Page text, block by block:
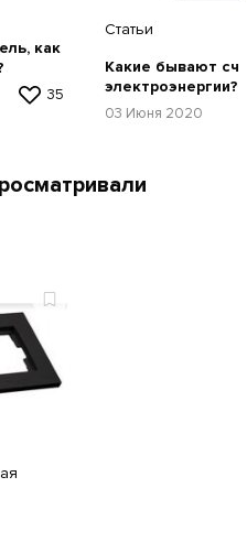
как
35
Статьи
Какие бывают
электроэнергии?
03 Июня 2020